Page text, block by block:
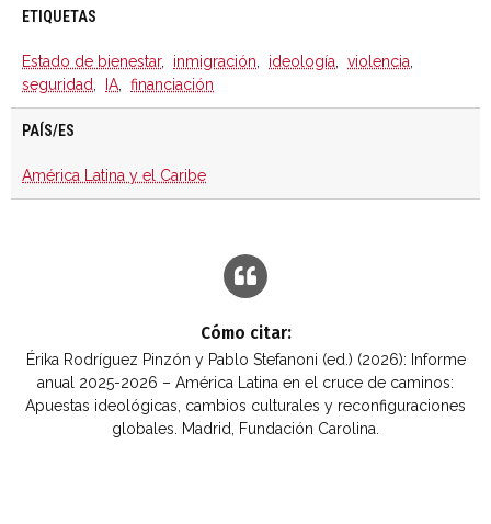
ETIQUETAS
Estado de bienestar, inmigración, ideología, violencia,
seguridad, IA, financiación
PAÍS/ES
América Latina y el Caribe
Cómo citar:
Érika Rodríguez Pinzón y Pablo Stefanoni (ed.) (2026): Informe
anual 2025-2026 – América Latina en el cruce de caminos:
Apuestas ideológicas, cambios culturales y reconfiguraciones
globales. Madrid, Fundación Carolina.